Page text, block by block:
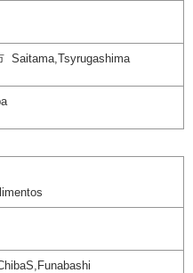
Saitama,Tsyrugashima